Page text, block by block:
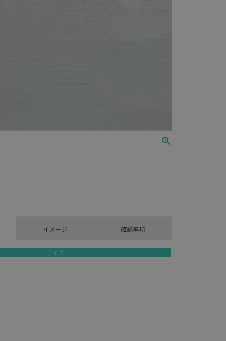
イメージ 確認事項
サイズ